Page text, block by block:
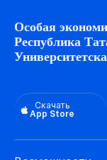
Особая
Республика
Скачать
App Store